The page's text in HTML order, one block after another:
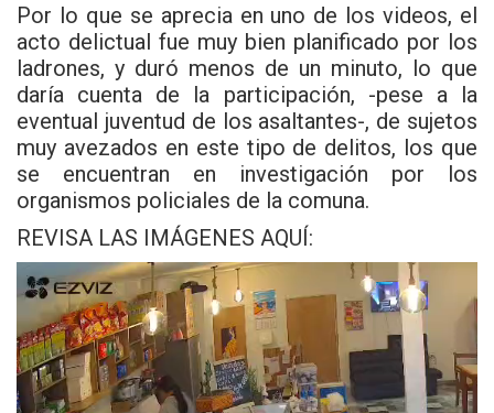
Por lo que se aprecia en uno de los videos, el
acto delictual fue muy bien planificado por los
ladrones, y duró menos de un minuto, lo que
daría cuenta de la participación, -pese a la
eventual juventud de los asaltantes-, de sujetos
muy avezados en este tipo de delitos, los que
se encuentran en investigación por los
organismos policiales de la comuna.
REVISA LAS IMÁGENES AQUÍ: